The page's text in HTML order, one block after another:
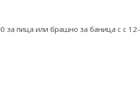
за пица или брашно за баница с с 12-